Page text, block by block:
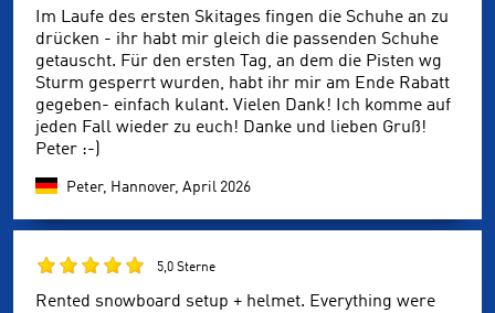
Im Laufe des ersten Skitages fingen die Schuhe an zu
drücken - ihr habt mir gleich die passenden Schuhe
getauscht. Für den ersten Tag, an dem die Pisten wg
Sturm gesperrt wurden, habt ihr mir am Ende Rabatt
gegeben- einfach kulant. Vielen Dank! Ich komme auf
jeden Fall wieder zu euch! Danke und lieben Gruß!
Peter :-)
Peter, Hannover, April 2026
5,0 Sterne
Rented snowboard setup + helmet. Everything were